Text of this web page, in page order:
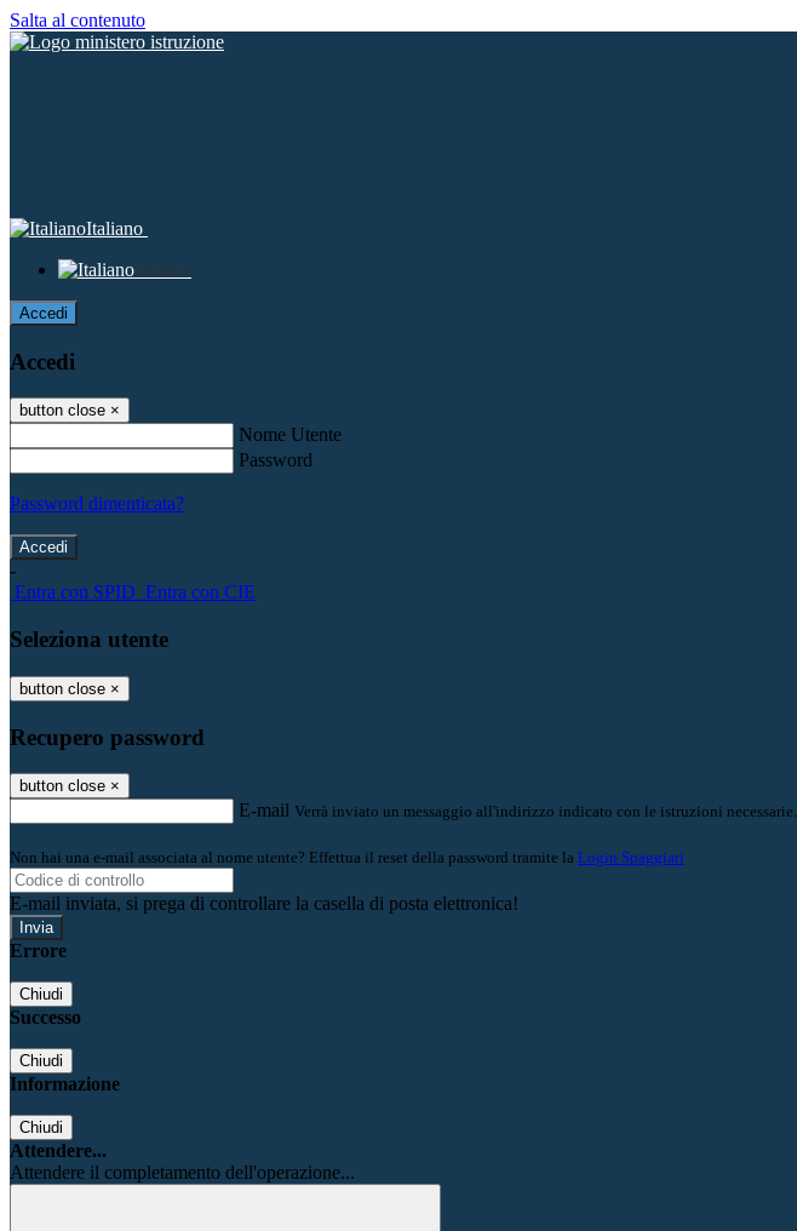
Salta al contenuto
Italiano
Italiano
Accedi
Accedi
button close ×
Nome Utente
Password
Password dimenticata?
-
Entra con SPID Entra con CIE
Seleziona utente
button close ×
Recupero password
button close ×
E-mail Verrà inviato un messaggio all'indirizzo indicato con le istruzioni necessarie.
Non hai una e-mail associata al nome utente? Effettua il reset della password tramite la Login Spaggiari
E-mail inviata, si prega di controllare la casella di posta elettronica!
Errore
Chiudi
Successo
Chiudi
Informazione
Chiudi
Attendere...
Attendere il completamento dell'operazione...